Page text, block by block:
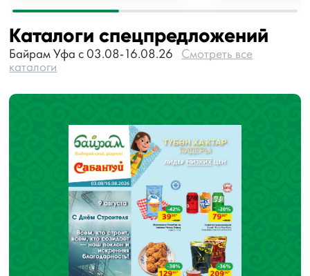
Каталоги спецпредложений
Байрам Уфа с 03.08-16.08.26 Смотреть все
каталоги